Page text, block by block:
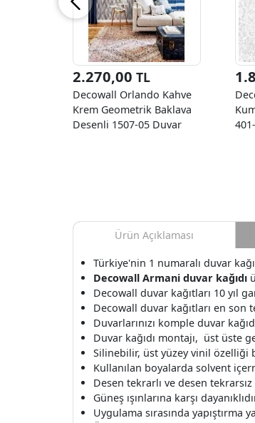
2.270,00 TL
Decowall Orlando Kahve
Krem Geometrik Baklava
Desenli 1507-05 Duvar
Ürün Açıklaması
Türkiye'nin 1 numaralı duvar
Decowall Armani duvar kağıdı
Decowall duvar kağıtları 10 yıl
Decowall duvar kağıtları en
Duvarlarınızı komple duvar
Duvar kağıdı montajı, üst üste
Silinebilir, üst yüzey vinil özelliği
Kullanılan boyalarda solvent
Desen tekrarlı ve desen
Güneş ışınlarına karşı
Uygulama sırasında yapıştırma